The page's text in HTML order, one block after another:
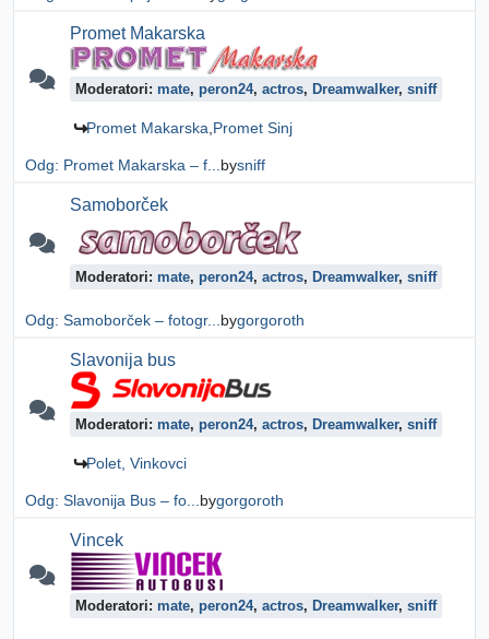
Promet Makarska
Moderatori: mate, peron24, actros, Dreamwalker, sniff
Promet Makarska Promet Sinj
Odg: Promet Makarska – f... bysniff
Samoborček
Moderatori: mate, peron24, actros, Dreamwalker, sniff
Odg: Samoborček – fotogr... bygorgoroth
Slavonija bus
Moderatori: mate, peron24, actros, Dreamwalker, sniff
Polet, Vinkovci
Odg: Slavonija Bus – fo... bygorgoroth
Vincek
Moderatori: mate, peron24, actros, Dreamwalker, sniff